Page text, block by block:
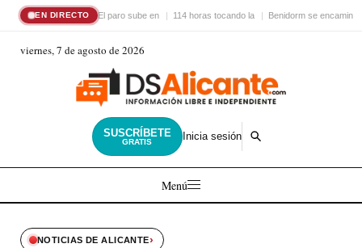
EN DIRECTO El paro sube en 114 horas tocando la Benidorm se encamina
viernes, 7 de agosto de 2026
SUSCRÍBETE
GRATIS Inicia sesión
Menú
NOTICIAS DE ALICANTE›